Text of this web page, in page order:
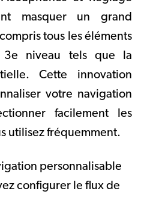
masquer un grand
tous les éléments
niveau tels que la
Cette innovation
votre navigation
facilement les
utilisez fréquemment.
personnalisable
configurer le flux de